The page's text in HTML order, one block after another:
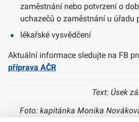
zaměstnání nebo potvrzení o
uchazečů o zaměstnání u úřadu
lékařské vysvědčení
Aktuální informace sledujte na FB
příprava AČR
Text: Úsek
Foto: kapitánka Monika